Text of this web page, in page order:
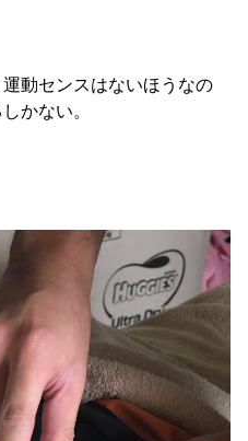
動センスはないほうなの
かない。